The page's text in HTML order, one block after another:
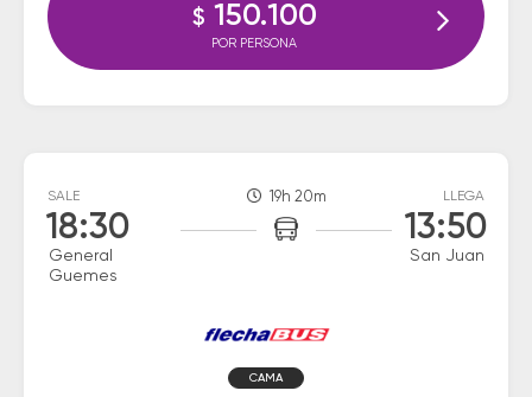
$ 150.100
POR PERSONA
SALE
18:30
General
Guemes
19h 20m LLEGA
13:50
San Juan
CAMA